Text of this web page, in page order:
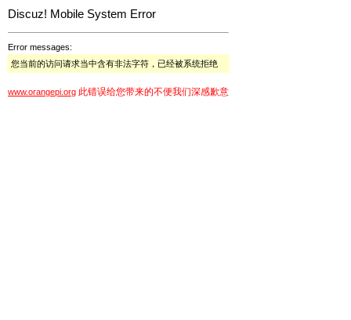
Discuz! Mobile System Error
Error messages:
您当前的访问请求当中含有非法字符，已经被系统拒绝
www.orangepi.org 此错误给您带来的不便我们深感歉意